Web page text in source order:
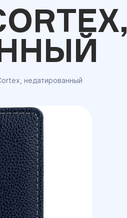
недатированный